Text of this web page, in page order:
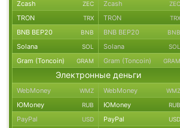
Zcash ZEC Zcash ZEC
TRON TRX TRON TRX
BNB BEP20 BNB BNB BEP20 BNB
Solana SOL Solana SOL
Gram (Toncoin) GRAM Gram (Toncoin) GRAM
Электронные деньги
WebMoney WMZ WebMoney WMZ
ЮMoney RUB ЮMoney RUB
PayPal USD PayPal USD